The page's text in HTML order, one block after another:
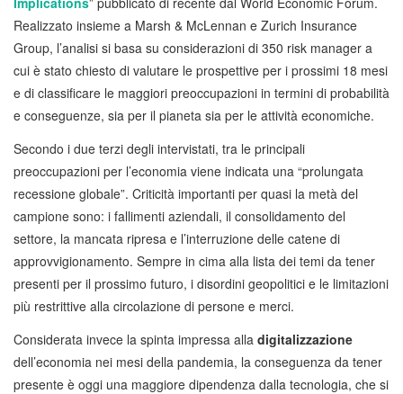
Realizzato insieme a Marsh & McLennan e Zurich Insurance
Group, l’analisi si basa su considerazioni di 350 risk manager a
cui è stato chiesto di valutare le prospettive per i prossimi 18 mesi
e di classificare le maggiori preoccupazioni in termini di probabilità
e conseguenze, sia per il pianeta sia per le attività economiche.
Secondo i due terzi degli intervistati, tra le principali
preoccupazioni per l’economia viene indicata una “prolungata
recessione globale”. Criticità importanti per quasi la metà del
campione sono: i fallimenti aziendali, il consolidamento del
settore, la mancata ripresa e l’interruzione delle catene di
approvvigionamento. Sempre in cima alla lista dei temi da tener
presenti per il prossimo futuro, i disordini geopolitici e le limitazioni
più restrittive alla circolazione di persone e merci.
Considerata invece la spinta impressa alla digitalizzazione
dell’economia nei mesi della pandemia, la conseguenza da tener
presente è oggi una maggiore dipendenza dalla tecnologia, che si